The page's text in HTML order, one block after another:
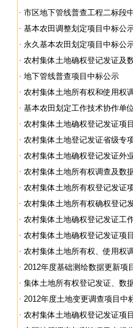
· 市区地下管线普查工程二标段
· 基本农田调整划定项目中标公
· 永久基本农田划定项目中标公
· 农村集体土地确权登记发证及
· 地下管线普查项目中标公示
· 农村集体土地所有权和使用权
· 基本农田划定工作技术协作单
· 农村集体土地确权登记发证项
· 农村集体土地登记发证省级专
· 农村集体土地确权登记发证外
· 农村集体土地所有权调查及数
· 农村集体土地所有权登记发证
· 农村集体土地所有权确权登记
· 农村集体土地确权登记发证工
· 农村集体土地确权登记发证项
· 农村集体土地所有权、使用权
· 2012年度基础测绘数据更新项
· 集体土地所有权登记发证、数
· 2012年度土地变更调查项目中
· 农村集体土地确权登记发证项